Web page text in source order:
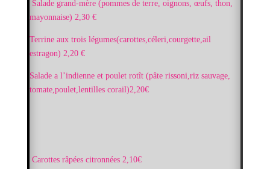
Salade grand-mère (pommes de terre, oignons, œufs, thon,
mayonnaise) 2,30 €
Terrine aux trois légumes(carottes,céleri,courgette,ail
estragon) 2,20 €
Salade a l’indienne et poulet rotît (pâte rissoni,riz sauvage,
tomate,poulet,lentilles corail)2,20€
Carottes râpées citronnées 2,10€